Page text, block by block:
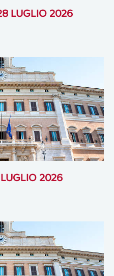
LUGLIO 2026
2026